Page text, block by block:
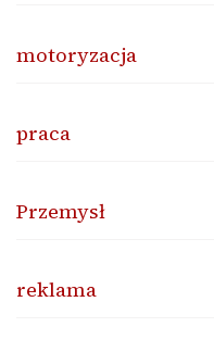
motoryzacja
praca
Przemysł
reklama